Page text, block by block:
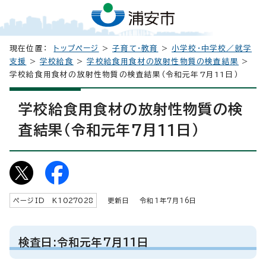
現在位置： トップページ >子育て・教育 >小学校・中学校／就学
支援
>学校給食 >学校給食用食材の放射性物質の検査結果
>
学校給食用食材の放射性物質の検査結果（令和元年7月11日）
学校給食用食材の放射性物質の検
査結果（令和元年7月11日）
ページID K 1027028 更新日 令和1年7月 16 日
検査日:令和元年7月11日